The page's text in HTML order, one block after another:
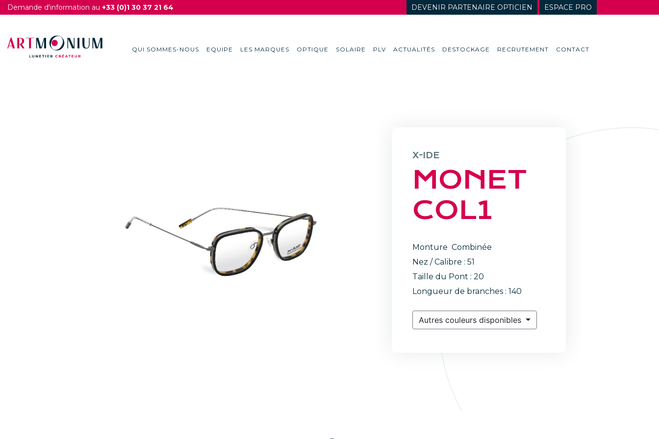
Demande d'information au +33 (0)1 30 37 21 64 DEVENIR PARTENAIRE OPTICIEN ESPACE PRO
QUI SOMMES-NOUS EQUIPE LES MARQUES OPTIQUE SOLAIRE PLV ACTUALITÉS DESTOCKAGE RECRUTEMENT CONTACT
X-IDE
MONET
COL1
Monture Combinée
Nez / Calibre : 51
Taille du Pont : 20
Longueur de branches : 140
Autres couleurs disponibles